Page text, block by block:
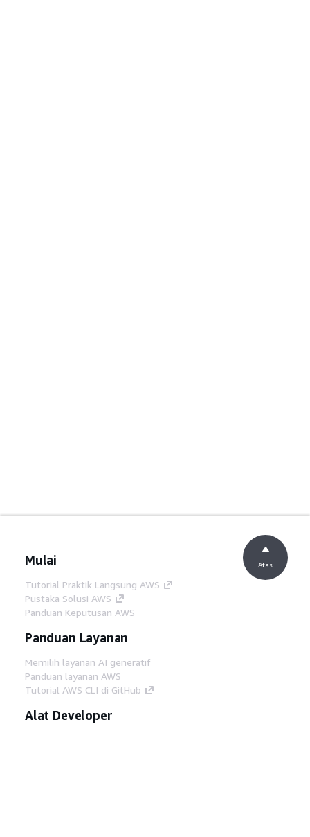
Mulai
Tutorial Praktik Langsung AWS
Pustaka Solusi AWS
Panduan Keputusan AWS
Panduan Layanan
Memilih layanan AI generatif
Panduan layanan AWS
Tutorial AWS CLI di GitHub
Alat Developer
Atas